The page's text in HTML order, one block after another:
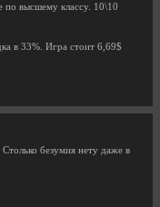
по высшему классу. 10\10
в 33%. Игра стоит 6,69$
безумия нету даже в